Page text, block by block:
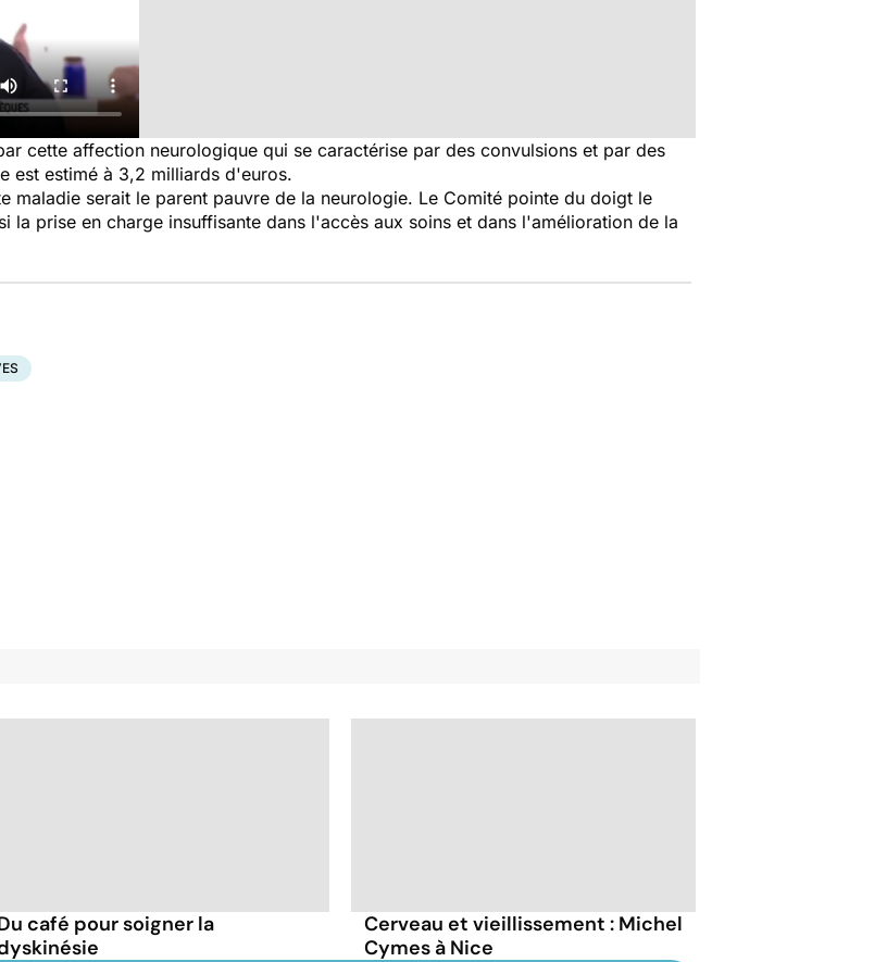
cette affection neurologique qui se caractérise par des convulsions et par des
est estimé à 3,2 milliards d'euros.
maladie serait le parent pauvre de la neurologie. Le Comité pointe du doigt le
la prise en charge insuffisante dans l'accès aux soins et dans l'amélioration de la
café pour soigner la
Cerveau et vieillissement : Michel
Cymes à Nice